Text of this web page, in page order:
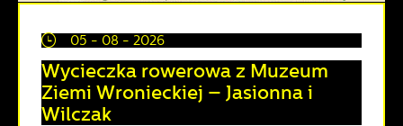
05 - 08 - 2026
Wycieczka rowerowa z Muzeum
Ziemi Wronieckiej – Jasionna i
Wilczak